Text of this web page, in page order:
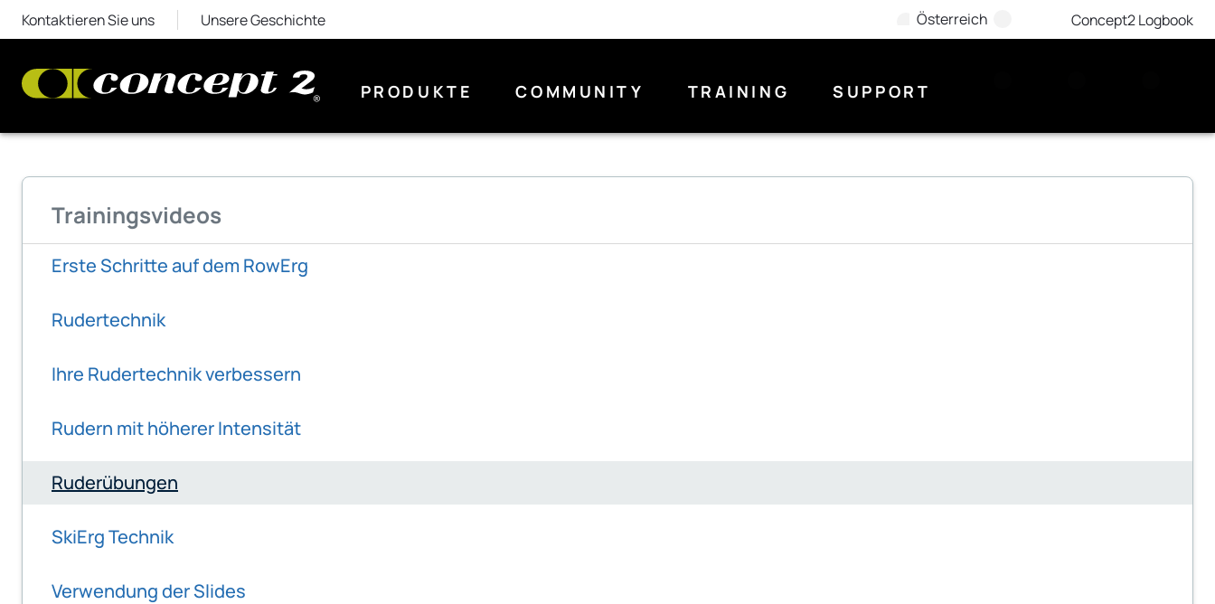
Kontaktieren Sie uns Unsere Geschichte Österreich Concept2 Logbook
PRODUKTE COMMUNITY TRAINING SUPPORT
Trainingsvideos
Erste Schritte auf dem RowErg
Rudertechnik
Ihre Rudertechnik verbessern
Rudern mit höherer Intensität
Ruderübungen
SkiErg Technik
Verwendung der Slides